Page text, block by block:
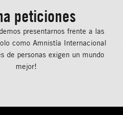
peticiones
presentarnos frente a las
como Amnistía Internacional
de personas exigen un mundo
mejor!